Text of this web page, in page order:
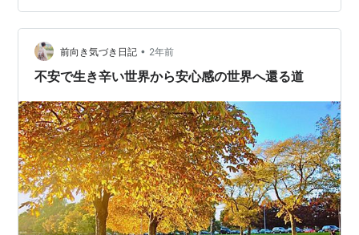
です♪ 昨日、今年のセミナーが全て終わり、ひと段落し、
この後しば…
前向き気づき日記 • 2年前
不安で生き辛い世界から安心感の世界へ還る道